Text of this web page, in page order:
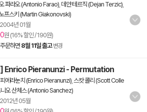
파라오 (Antonio Farao) 데얀 테르직 (Dejan Terzic)
프스키 (Martin Giakonovski)
2004년 01월
원 (16% 할인 / 190원)
문하면 8월 11일 출고 변경
] Enrico Pieranunzi - Permutation
에라눈치 (Enrico Pieranunzi) 스캇 콜리 (Scott Colle
니오 산체스 (Antonio Sanchez)
2012년 05월